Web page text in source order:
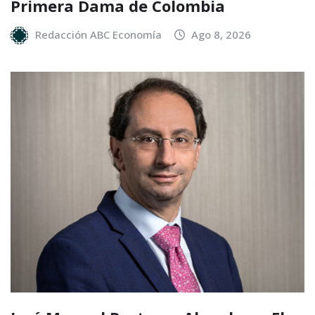
Primera Dama de Colombia
Redacción ABC Economía Ago 8, 2026